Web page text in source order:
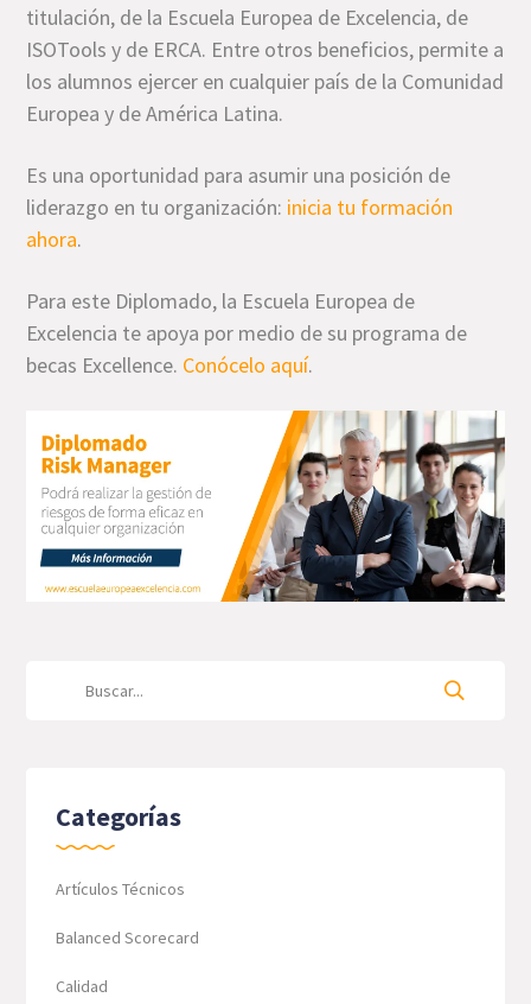
titulación, de la Escuela Europea de Excelencia, de
ISOTools y de ERCA. Entre otros beneficios, permite a
los alumnos ejercer en cualquier país de la Comunidad
Europea y de América Latina.
Es una oportunidad para asumir una posición de
liderazgo en tu organización: inicia tu formación
ahora.
Para este Diplomado, la Escuela Europea de
Excelencia te apoya por medio de su programa de
becas Excellence. Conócelo aquí.
Categorías
Artículos Técnicos
Balanced Scorecard
Calidad